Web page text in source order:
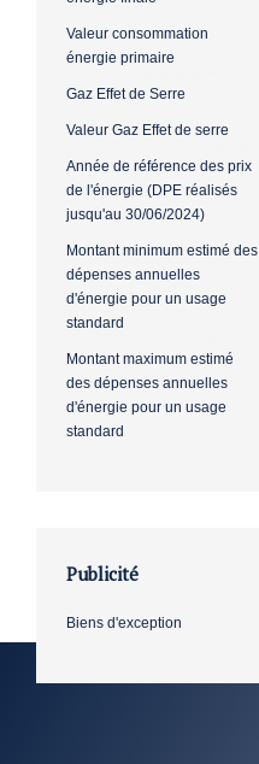
Valeur consommation
énergie primaire
Gaz Effet de Serre
Valeur Gaz Effet de serre
Année de référence des prix
de l'énergie (DPE réalisés
jusqu'au 30/06/2024)
Montant minimum estimé des
dépenses annuelles
d'énergie pour un usage
standard
Montant maximum estimé
des dépenses annuelles
d'énergie pour un usage
standard
Publicité
Biens d'exception